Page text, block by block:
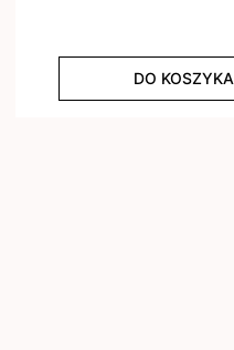
DO KOSZYKA